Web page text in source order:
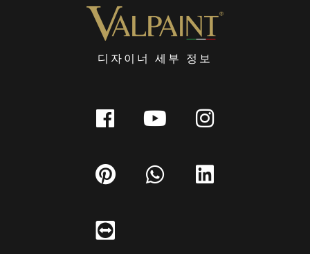
디자이너 세부 정보